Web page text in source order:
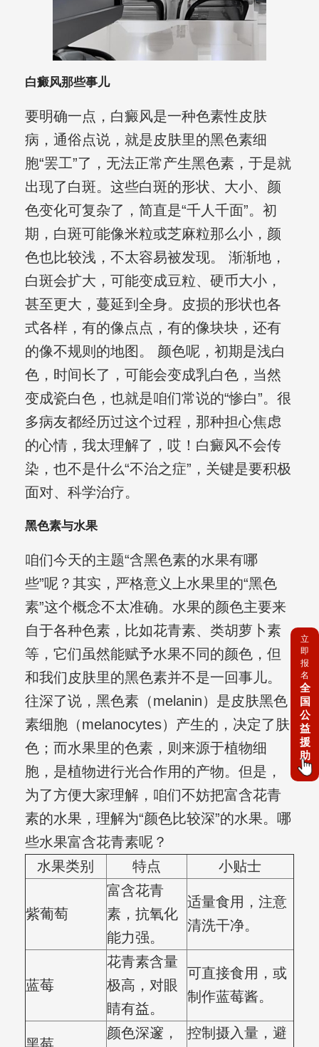
白癜风那些事儿
要明确一点，白癜风是一种色素性皮肤
病，通俗点说，就是皮肤里的黑色素细
胞“罢工”了，无法正常产生黑色素，于是就
出现了白斑。这些白斑的形状、大小、颜
色变化可复杂了，简直是“千人千面”。初
期，白斑可能像米粒或芝麻粒那么小，颜
色也比较浅，不太容易被发现。 渐渐地，
白斑会扩大，可能变成豆粒、硬币大小，
甚至更大，蔓延到全身。皮损的形状也各
式各样，有的像点点，有的像块块，还有
的像不规则的地图。 颜色呢，初期是浅白
色，时间长了，可能会变成乳白色，当然
变成瓷白色，也就是咱们常说的“惨白”。很
多病友都经历过这个过程，那种担心焦虑
的心情，我太理解了，哎！白癜风不会传
染，也不是什么“不治之症”，关键是要积极
面对、科学治疗。
黑色素与水果
咱们今天的主题“含黑色素的水果有哪
些”呢？其实，严格意义上水果里的“黑色
素”这个概念不太准确。水果的颜色主要来
自于各种色素，比如花青素、类胡萝卜素
等，它们虽然能赋予水果不同的颜色，但
和我们皮肤里的黑色素并不是一回事儿。
往深了说，黑色素（melanin）是皮肤黑色
素细胞（melanocytes）产生的，决定了肤
色；而水果里的色素，则来源于植物细
胞，是植物进行光合作用的产物。但是，
为了方便大家理解，咱们不妨把富含花青
素的水果，理解为“颜色比较深”的水果。哪
些水果富含花青素呢？
水果类别
特点 小贴士
紫葡萄
富含花青
素，抗氧化
能力强。
适量食用，注意
清洗干净。
蓝莓
花青素含量
极高，对眼
睛有益。
可直接食用，或
制作蓝莓酱。
颜色深邃，
控制摄入量，避
立
即
报
名
全
国
公
益
援
助